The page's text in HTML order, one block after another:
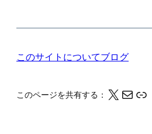
このサイトについてブログ
このページを共有する： X メール このページの情報をクリップボードにコピーする